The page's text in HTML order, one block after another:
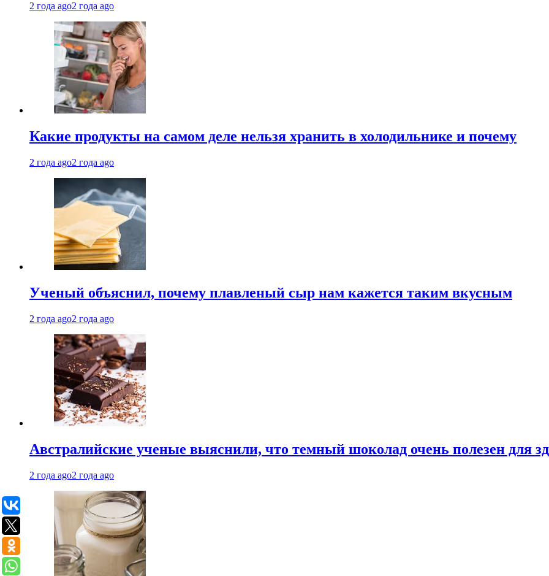
2 года ago2 года ago
Какие продукты на самом деле нельзя хранить в холодильнике и почему
2 года ago2 года ago
Ученый объяснил, почему плавленый сыр нам кажется таким вкусным
2 года ago2 года ago
Австралийские ученые выяснили, что темный шоколад очень полезен для
2 года ago2 года ago